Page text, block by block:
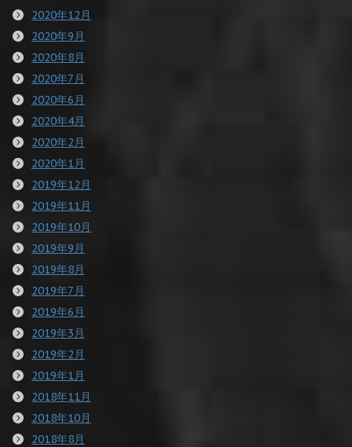
2020年12月
2020年9月
2020年8月
2020年7月
2020年6月
2020年4月
2020年2月
2020年1月
2019年12月
2019年11月
2019年10月
2019年9月
2019年8月
2019年7月
2019年6月
2019年3月
2019年2月
2019年1月
2018年11月
2018年10月
2018年8月